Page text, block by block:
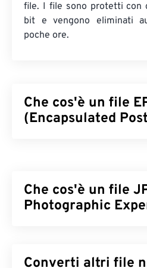
file. I file sono protetti con
bit e vengono eliminati
poche ore.
Che cos'è un file
(Encapsulated
contiene anche un'immagine
mostra l'aspetto finale
è comunemente utilizzato
Che cos'è un file
Photographic
per comprimere fotografie e
Converti altri file